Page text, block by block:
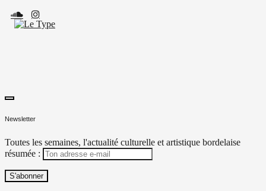
Skip
to
content
toggle
sidebar
Newsletter
Toutes les semaines, l'actualité culturelle et artistique bordelaise
résumée :